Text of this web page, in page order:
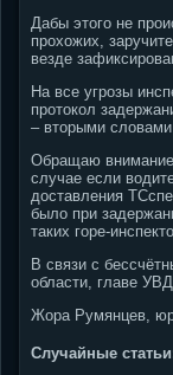
Дабы этого не
прохожих,
везде
На все угрозы
протокол
– вторыми
Обращаю внимание
случае если
доставления
было при
таких горе-
В связи с
области, главе
Жора Румянцев,
Случайные